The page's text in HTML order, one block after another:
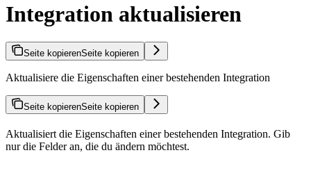
Integration aktualisieren
Seite kopierenSeite kopieren
Aktualisiere die Eigenschaften einer bestehenden Integration
Seite kopierenSeite kopieren
Aktualisiert die Eigenschaften einer bestehenden Integration. Gib
nur die Felder an, die du ändern möchtest.